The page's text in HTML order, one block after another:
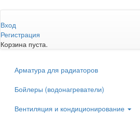
к
основному
содержанию
Вход
Регистрация
Корзина пуста.
Арматура для радиаторов
Бойлеры (водонагреватели)
Вентиляция и кондиционирование